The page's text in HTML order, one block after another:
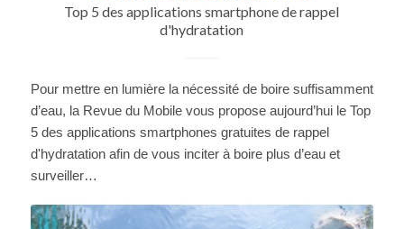
Top 5 des applications smartphone de rappel
d'hydratation
Pour mettre en lumière la nécessité de boire suffisamment
d’eau, la Revue du Mobile vous propose aujourd’hui le Top
5 des applications smartphones gratuites de rappel
d'hydratation afin de vous inciter à boire plus d’eau et
surveiller…